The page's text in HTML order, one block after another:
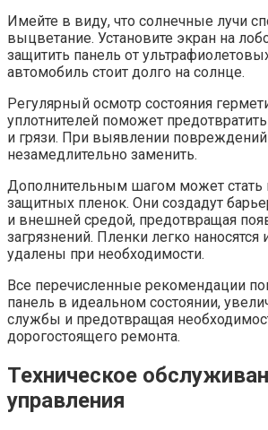
Имейте в виду, что солнечные лучи
выцветание. Установите экран на
защитить панель от
автомобиль стоит долго на солнце.
Регулярный осмотр состояния
уплотнителей поможет
и грязи. При выявлении повреждений
незамедлительно заменить.
Дополнительным шагом может стать
защитных пленок. Они создадут
и внешней средой, предотвращая
загрязнений. Пленки легко наносятся
удалены при необходимости.
Все перечисленные рекомендации
панель в идеальном состоянии,
службы и предотвращая
дорогостоящего ремонта.
Техническое
управления